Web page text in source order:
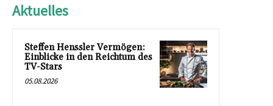
Aktuelles
Steffen Henssler Vermögen:
Einblicke in den Reichtum des
TV-Stars
05.08.2026